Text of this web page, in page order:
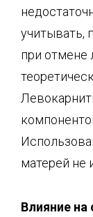
учитывать,
при отмене
матерей не
Влияние на